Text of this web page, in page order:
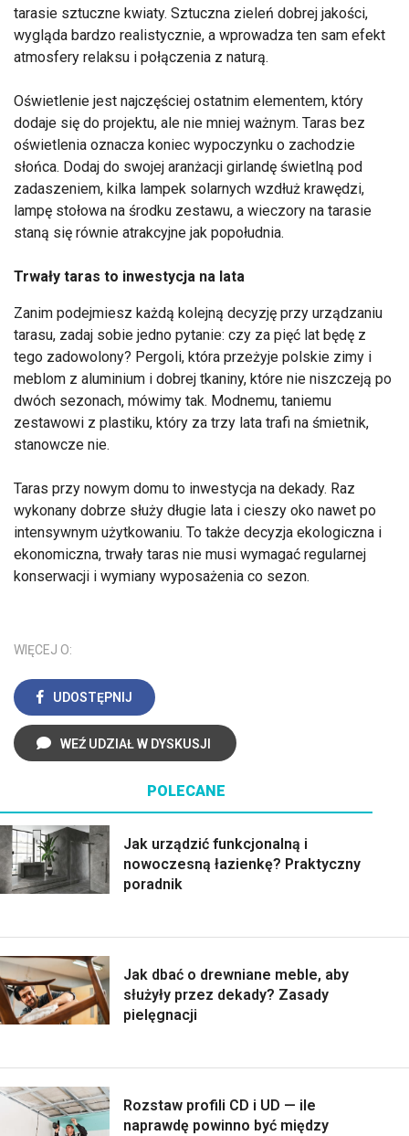
tarasie sztuczne kwiaty. Sztuczna zieleń dobrej jakości,
wygląda bardzo realistycznie, a wprowadza ten sam efekt
atmosfery relaksu i połączenia z naturą.
Oświetlenie jest najczęściej ostatnim elementem, który
dodaje się do projektu, ale nie mniej ważnym. Taras bez
oświetlenia oznacza koniec wypoczynku o zachodzie
słońca. Dodaj do swojej aranżacji girlandę świetlną pod
zadaszeniem, kilka lampek solarnych wzdłuż krawędzi,
lampę stołowa na środku zestawu, a wieczory na tarasie
staną się równie atrakcyjne jak popołudnia.
Trwały taras to inwestycja na lata
Zanim podejmiesz każdą kolejną decyzję przy urządzaniu
tarasu, zadaj sobie jedno pytanie: czy za pięć lat będę z
tego zadowolony? Pergoli, która przeżyje polskie zimy i
meblom z aluminium i dobrej tkaniny, które nie niszczeją po
dwóch sezonach, mówimy tak. Modnemu, taniemu
zestawowi z plastiku, który za trzy lata trafi na śmietnik,
stanowcze nie.
Taras przy nowym domu to inwestycja na dekady. Raz
wykonany dobrze służy długie lata i cieszy oko nawet po
intensywnym użytkowaniu. To także decyzja ekologiczna i
ekonomiczna, trwały taras nie musi wymagać regularnej
konserwacji i wymiany wyposażenia co sezon.
WIĘCEJ O:
UDOSTĘPNIJ
WEŹ UDZIAŁ W DYSKUSJI
POLECANE
Jak urządzić funkcjonalną i
nowoczesną łazienkę? Praktyczny
poradnik
Jak dbać o drewniane meble, aby
służyły przez dekady? Zasady
pielęgnacji
Rozstaw profili CD i UD — ile
naprawdę powinno być między